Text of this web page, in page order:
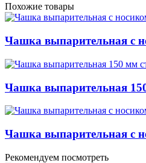
Похожие товары
Чашка выпарительная с
Чашка выпарительная
Чашка выпарительная с
Рекомендуем посмотреть